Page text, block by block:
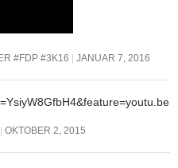
#FDP #3K16 JANUAR 7, 2016
OKTOBER 2, 2015